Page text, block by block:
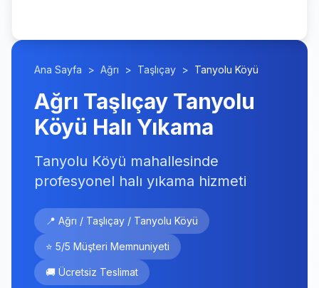
Ana Sayfa > Ağrı > Taşlıçay > Tanyolu Köyü
Ağrı Taşlıçay Tanyolu
Köyü Halı Yıkama
Tanyolu Köyü mahallesinde
profesyonel halı yıkama hizmeti
📍 Ağrı / Taşlıçay / Tanyolu Köyü
⭐ 5/5 Müşteri Memnuniyeti
🚚 Ücretsiz Teslimat